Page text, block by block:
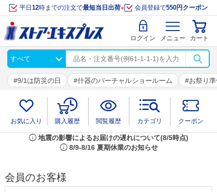
平日 12時までの注文で最短当日出荷※ 会員登録で550円クーポン
ログイン メニュー カート
9/1は防災の日 什器のバーチャルショールーム お祭り
お気に入り 購入履歴 閲覧履歴 カテゴリ クーポン
info 地震の影響によるお届けの遅れについて(8/5時点)
info 8/9-8/16 夏期休業のお知らせ
会員のお客様